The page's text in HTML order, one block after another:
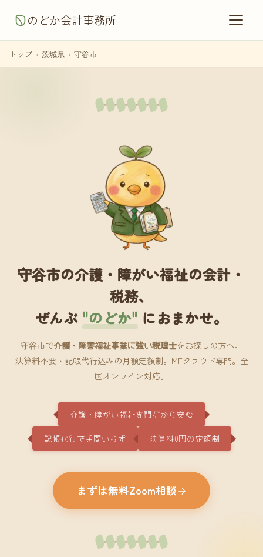
のどか会計事務所
トップ › 茨城県 › 守谷市
守谷市の介護・障がい福祉の会計・
税務、
ぜんぶ "のどか" におまかせ。
守谷市で介護・障害福祉事業に強い税理士をお探しの方へ。
決算料不要・記帳代行込みの月額定額制。MFクラウド専門。全
国オンライン対応。
介護・障がい福祉専門だから安心
記帳代行で手間いらず 決算料0円の定額制
まずは無料Zoom相談